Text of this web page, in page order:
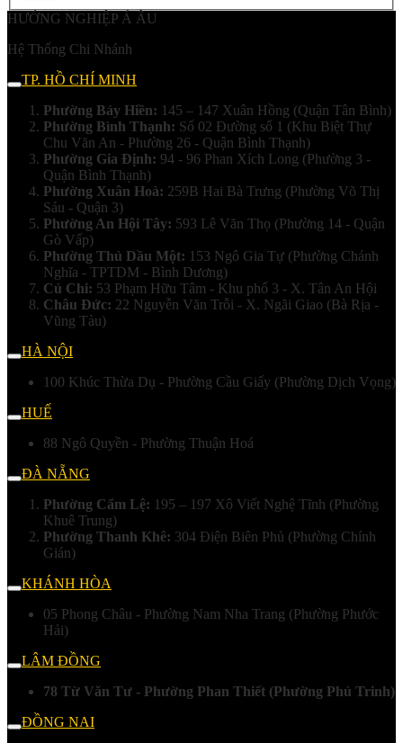
HƯỚNG NGHIỆP Á ÂU
Hệ Thống Chi Nhánh
TP. HỒ CHÍ MINH
Phường Bảy Hiền: 145 – 147 Xuân Hồng (Quận Tân Bình)
Phường Bình Thạnh: Số 02 Đường số 1 (Khu Biệt Thự
Chu Văn An - Phường 26 - Quận Bình Thạnh)
Phường Gia Định: 94 - 96 Phan Xích Long (Phường 3 -
Quận Bình Thạnh)
Phường Xuân Hoà: 259B Hai Bà Trưng (Phường Võ Thị
Sáu - Quận 3)
Phường An Hội Tây: 593 Lê Văn Thọ (Phường 14 - Quận
Gò Vấp)
Phường Thủ Dầu Một: 153 Ngô Gia Tự (Phường Chánh
Nghĩa - TPTDM - Bình Dương)
Củ Chi: 53 Phạm Hữu Tâm - Khu phố 3 - X. Tân An Hội
Châu Đức: 22 Nguyễn Văn Trỗi - X. Ngãi Giao (Bà Rịa -
Vũng Tàu)
HÀ NỘI
100 Khúc Thừa Dụ - Phường Cầu Giấy (Phường Dịch Vọng)
HUẾ
88 Ngô Quyền - Phường Thuận Hoá
ĐÀ NẴNG
Phường Cẩm Lệ: 195 – 197 Xô Viết Nghệ Tĩnh (Phường
Khuê Trung)
Phường Thanh Khê: 304 Điện Biên Phủ (Phường Chính
Gián)
KHÁNH HÒA
05 Phong Châu - Phường Nam Nha Trang (Phường Phước
Hải)
LÂM ĐỒNG
78 Từ Văn Tư - Phường Phan Thiết (Phường Phú Trinh)
ĐỒNG NAI